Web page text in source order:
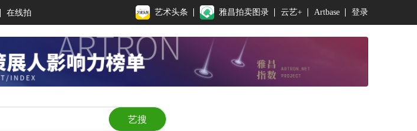
在线拍 艺术头条 雅昌拍卖图录 云艺+ Artbase 登录
艺搜